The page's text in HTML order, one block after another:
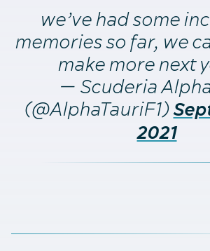
we’ve had some
memories so far, we
make more next
— Scuderia
(@AlphaTauriF1)
2021